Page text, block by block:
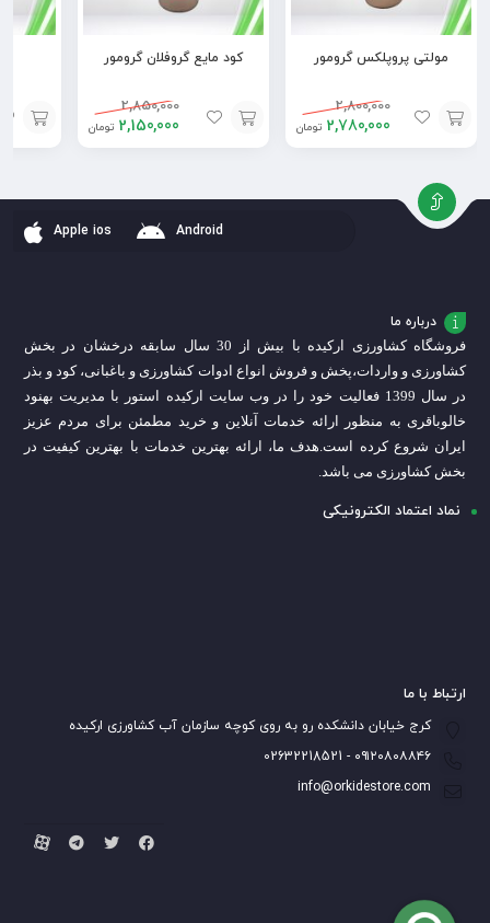
مولتی پروپلکس گرومور
2,800,000
2,780,000 تومان
افزودن
به
سبد
کود مایع گروفلان گرومور
2,850,000
2,150,000 تومان
افزودن
افزودن
Apple ios Android
درباره ما
فروشگاه کشاورزی ارکیده با بیش از 30 سال سابقه درخشان در بخش
کشاورزی و واردات،پخش و فروش انواع ادوات کشاورزی و باغبانی، کود و بذر
در سال 1399 فعالیت خود را در وب سایت ارکیده استور با مدیریت بهنود
خالوباقری به منظور ارائه خدمات آنلاین و خرید مطمئن برای مردم عزیز
ایران شروع کرده است.هدف ما، ارائه بهترین خدمات با بهترین کیفیت در
بخش کشاورزی می باشد.
نماد اعتماد الکترونیکی
ارتباط با ما
کرج خیابان دانشکده رو به روی کوچه سازمان آب کشاورزی ارکیده
۰۹۱۲۰۸۰۸۸۴۶ - 02632218521
info@orkidestore.com